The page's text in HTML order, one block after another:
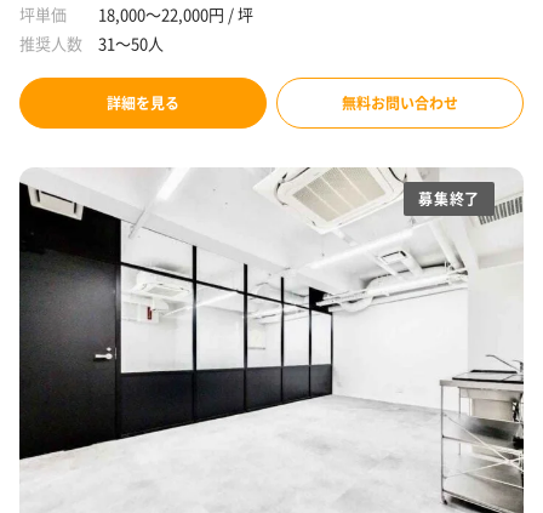
坪単価
18,000～22,000円 / 坪
推奨人数
31～50人
詳細を見る 無料お問い合わせ
募集終了